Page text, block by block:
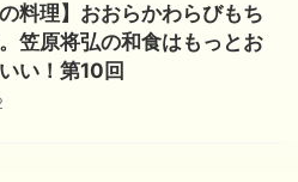
の料理】おおらかわらびもち
笠原将弘の和食はもっとお
い！第10回